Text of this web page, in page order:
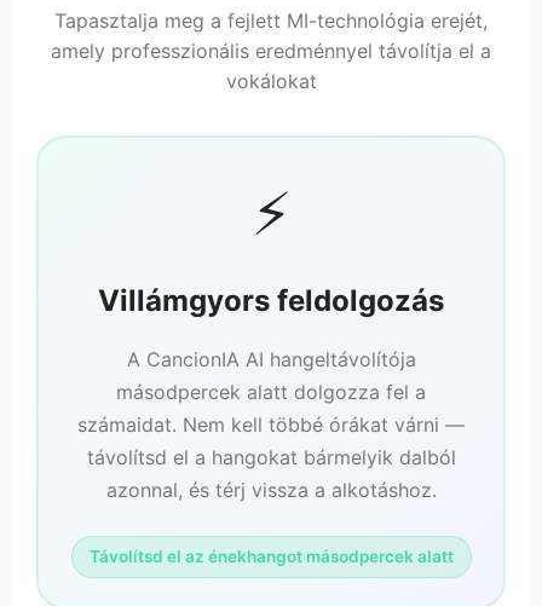
Tapasztalja meg a fejlett MI-technológia erejét,
amely professzionális eredménnyel távolítja el a
vokálokat
⚡
Villámgyors feldolgozás
A CancionIA AI hangeltávolítója
másodpercek alatt dolgozza fel a
számaidat. Nem kell többé órákat várni —
távolítsd el a hangokat bármelyik dalból
azonnal, és térj vissza a alkotáshoz.
Távolítsd el az énekhangot másodpercek alatt